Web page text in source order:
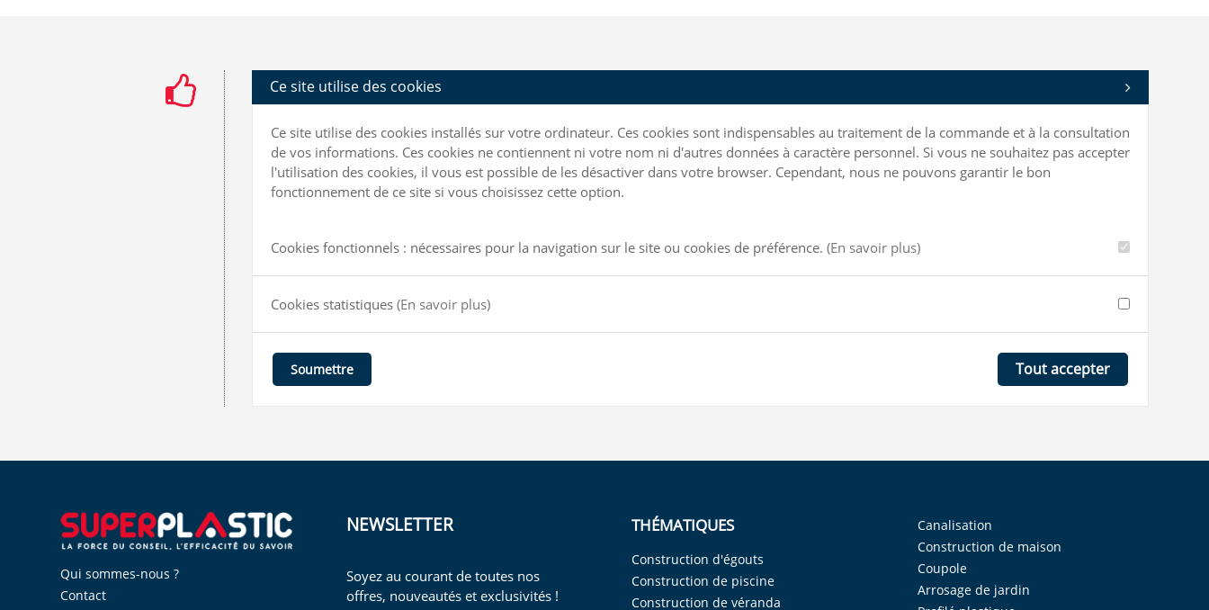
Ce site utilise des cookies
Ce site utilise des cookies installés sur votre ordinateur. Ces cookies sont indispensables au traitement de la commande et à la consultation
de vos informations. Ces cookies ne contiennent ni votre nom ni d'autres données à caractère personnel. Si vous ne souhaitez pas accepter
l'utilisation des cookies, il vous est possible de les désactiver dans votre browser. Cependant, nous ne pouvons garantir le bon
fonctionnement de ce site si vous choisissez cette option.
Cookies fonctionnels : nécessaires pour la navigation sur le site ou cookies de préférence. (En savoir plus)
Cookies statistiques (En savoir plus)
Soumettre Tout accepter
Qui sommes-nous ?
Contact
NEWSLETTER
Soyez au courant de toutes nos
offres, nouveautés et exclusivités !
THÉMATIQUES
Construction d'égouts
Construction de piscine
Construction de véranda
Canalisation
Construction de maison
Coupole
Arrosage de jardin